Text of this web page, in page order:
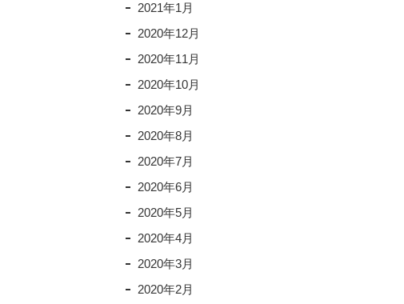
2021年1月
2020年12月
2020年11月
2020年10月
2020年9月
2020年8月
2020年7月
2020年6月
2020年5月
2020年4月
2020年3月
2020年2月